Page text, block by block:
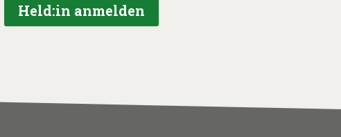
Held:in anmelden